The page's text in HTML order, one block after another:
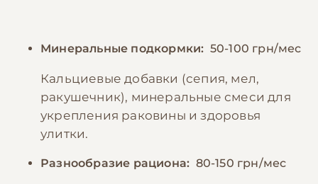
Минеральные подкормки: 50-100 грн/мес
Кальциевые добавки (сепия, мел,
ракушечник), минеральные смеси для
укрепления раковины и здоровья
улитки.
Разнообразие рациона: 80-150 грн/мес